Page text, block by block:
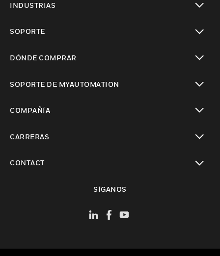
INDUSTRIAS
SOPORTE
DÓNDE COMPRAR
SOPORTE DE MYAUTOMATION
COMPAÑÍA
CARRERAS
CONTACT
SÍGANOS